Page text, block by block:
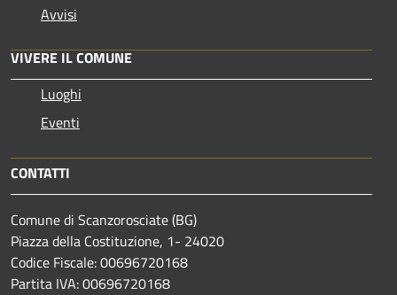
Avvisi
VIVERE IL COMUNE
Luoghi
Eventi
CONTATTI
Comune di Scanzorosciate (BG)
Piazza della Costituzione, 1- 24020
Codice Fiscale: 00696720168
Partita IVA: 00696720168